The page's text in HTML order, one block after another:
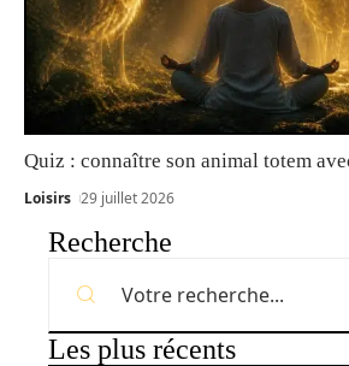
Quiz : connaître son animal totem
Loisirs 29 juillet 2026
Recherche
Les plus récents